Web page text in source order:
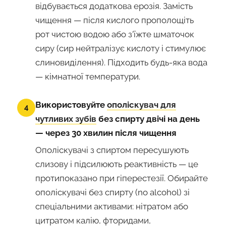
відбувається додаткова ерозія. Замість
чищення — після кислого прополощіть
рот чистою водою або з'їжте шматочок
сиру (сир нейтралізує кислоту і стимулює
слиновиділення). Підходить будь-яка вода
— кімнатної температури.
4 Використовуйте ополіскувач для
чутливих зубів без спирту двічі на день
— через 30 хвилин після чищення
Ополіскувачі з спиртом пересушують
слизову і підсилюють реактивність — це
протипоказано при гіперестезії. Обирайте
ополіскувачі без спирту (no alcohol) зі
спеціальними активами: нітратом або
цитратом калію, фторидами,